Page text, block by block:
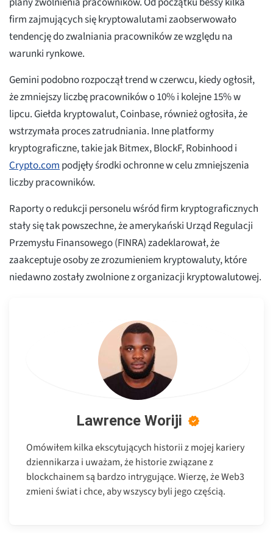
firm zajmujących się kryptowalutami zaobserwowało
tendencję do zwalniania pracowników ze względu na
warunki rynkowe.
Gemini podobno rozpoczął trend w czerwcu, kiedy ogłosił,
że zmniejszy liczbę pracowników o 10% i kolejne 15% w
lipcu. Giełda kryptowalut, Coinbase, również ogłosiła, że
wstrzymała proces zatrudniania. Inne platformy
kryptograficzne, takie jak Bitmex, BlockF, Robinhood i
Crypto.com podjęły środki ochronne w celu zmniejszenia
liczby pracowników.
Raporty o redukcji personelu wśród firm kryptograficznych
stały się tak powszechne, że amerykański Urząd Regulacji
Przemysłu Finansowego (FINRA) zadeklarował, że
zaakceptuje osoby ze zrozumieniem kryptowaluty, które
niedawno zostały zwolnione z organizacji kryptowalutowej.
Lawrence Woriji
Omówiłem kilka ekscytujących historii z mojej kariery
dziennikarza i uważam, że historie związane z
blockchainem są bardzo intrygujące. Wierzę, że Web3
zmieni świat i chce, aby wszyscy byli jego częścią.